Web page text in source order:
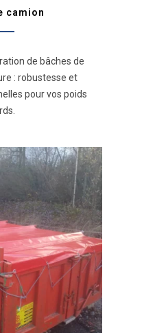
camion
de bâches de
: robustesse et
pour vos poids